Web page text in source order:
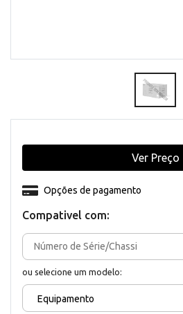
Compativel com:
ou selecione um modelo:
Equipamento
Opções de pagamento
Ver Preço